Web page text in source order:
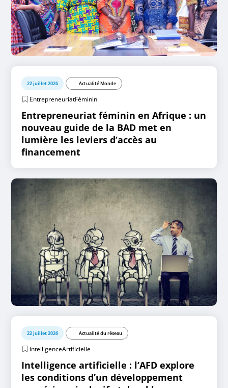
22 juillet 2026 Actualité Monde
EntrepreneuriatFéminin
Entrepreneuriat féminin en Afrique : un
nouveau guide de la BAD met en
lumière les leviers d’accès au
financement
22 juillet 2026 Actualité du réseau
IntelligenceArtificielle
Intelligence artificielle : l’AFD explore
les conditions d’un développement